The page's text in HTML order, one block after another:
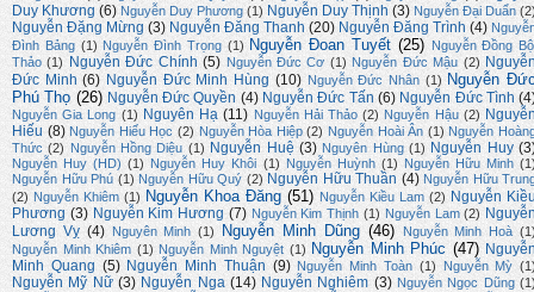
Duy Khương (6) Nguyễn Duy Phương (1) Nguyễn Duy Thịnh (3) Nguyễn Đại Duẩn
Nguyễn Đặng Mừng (3) Nguyễn Đăng Thanh (20) Nguyễn Đăng Trình (4)
Đình Bảng (1) Nguyễn Đình Trọng (1) Nguyễn Đoan Tuyết (25)
Nguyễn Đồng
Thảo (1) Nguyễn Đức Chính (5) Nguyễn Đức Cơ (1) Nguyễn Đức Mậu (2)
Đức Minh (6) Nguyễn Đức Minh Hùng (10) Nguyễn Đức Nhân (1) Nguyễn
Phú Thọ (26) Nguyễn Đức Quyền (4) Nguyễn Đức Tấn (6) Nguyễn Đức Tình
Nguyễn Gia Long (1) Nguyên Hạ (11) Nguyễn Hải Thảo (2) Nguyễn Hậu (2)
Hiếu (8) Nguyễn Hiếu Học (2) Nguyễn Hòa Hiệp (2) Nguyễn Hoài Ân (1) Nguyễn
Thức (2) Nguyễn Hồng Diệu (1) Nguyễn Huệ (3) Nguyên Hùng (1) Nguyễn Huy
Nguyễn Huy (HD) (1) Nguyễn Huy Khôi (1) Nguyễn Huỳnh (1) Nguyễn Hữu Minh
Nguyễn Hữu Phú (1) Nguyễn Hữu Quý (2) Nguyễn Hữu Thuần (4) Nguyễn Hữu
(2) Nguyễn Khiêm (1) Nguyễn Khoa Đăng (51) Nguyễn Kiều Lam (2) Nguyễn
Phương (3) Nguyễn Kim Hương (7) Nguyễn Kim Thịnh (1) Nguyễn Lam (2)
Lương Vỵ (4) Nguyên Minh (1) Nguyễn Minh Dũng (46) Nguyễn Minh Hoà
Nguyễn Minh Khiêm (1) Nguyễn Minh Nguyệt (1) Nguyễn Minh Phúc (47)
Minh Quang (5) Nguyễn Minh Thuận (9) Nguyễn Minh Toàn (1) Nguyễn Mỳ
Nguyễn Mỹ Nữ (3) Nguyễn Nga (14) Nguyễn Nghiêm (3) Nguyễn Ngọc Dũng